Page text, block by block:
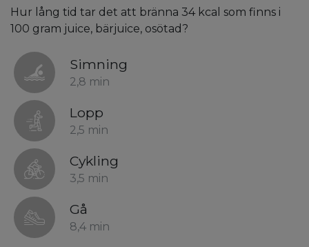
Hur lång tid tar det att bränna 34 kcal som finns i
100 gram juice, bärjuice, osötad?
Simning
2,8 min
Lopp
2,5 min
Cykling
3,5 min
Gå
8,4 min